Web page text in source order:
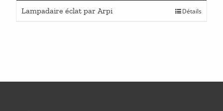
Lampadaire éclat par Arpi Détails